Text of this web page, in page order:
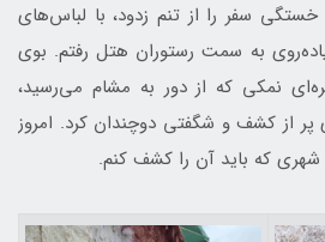
سفر را از تنم زدود، با لباس‌های
به سمت رستوران هتل رفتم. بوی
نمکی که از دور به مشام می‌رسید،
پر از کشف و شگفتی دوچندان کرد. امروز
شهری که باید آن را کشف کنم.